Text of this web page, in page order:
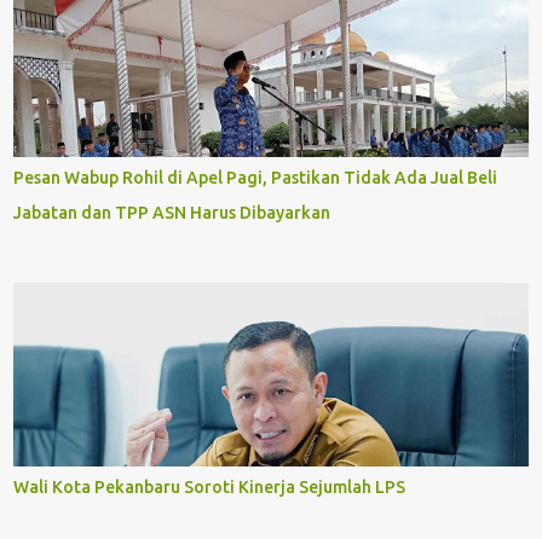
Pesan Wabup Rohil di Apel Pagi, Pastikan Tidak Ada Jual Beli
Jabatan dan TPP ASN Harus Dibayarkan
Wali Kota Pekanbaru Soroti Kinerja Sejumlah LPS